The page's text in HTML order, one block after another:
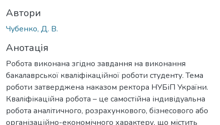
Автори
Чубенко, Д. В.
Анотація
Робота виконана згідно завдання на виконання
бакалаврської кваліфікаційної роботи студенту. Тема
роботи затверджена наказом ректора НУБіП України.
Кваліфікаційна робота – це самостійна індивідуальна
робота аналітичного, розрахункового, бізнесового або
організаційно-економічного характеру, що містить